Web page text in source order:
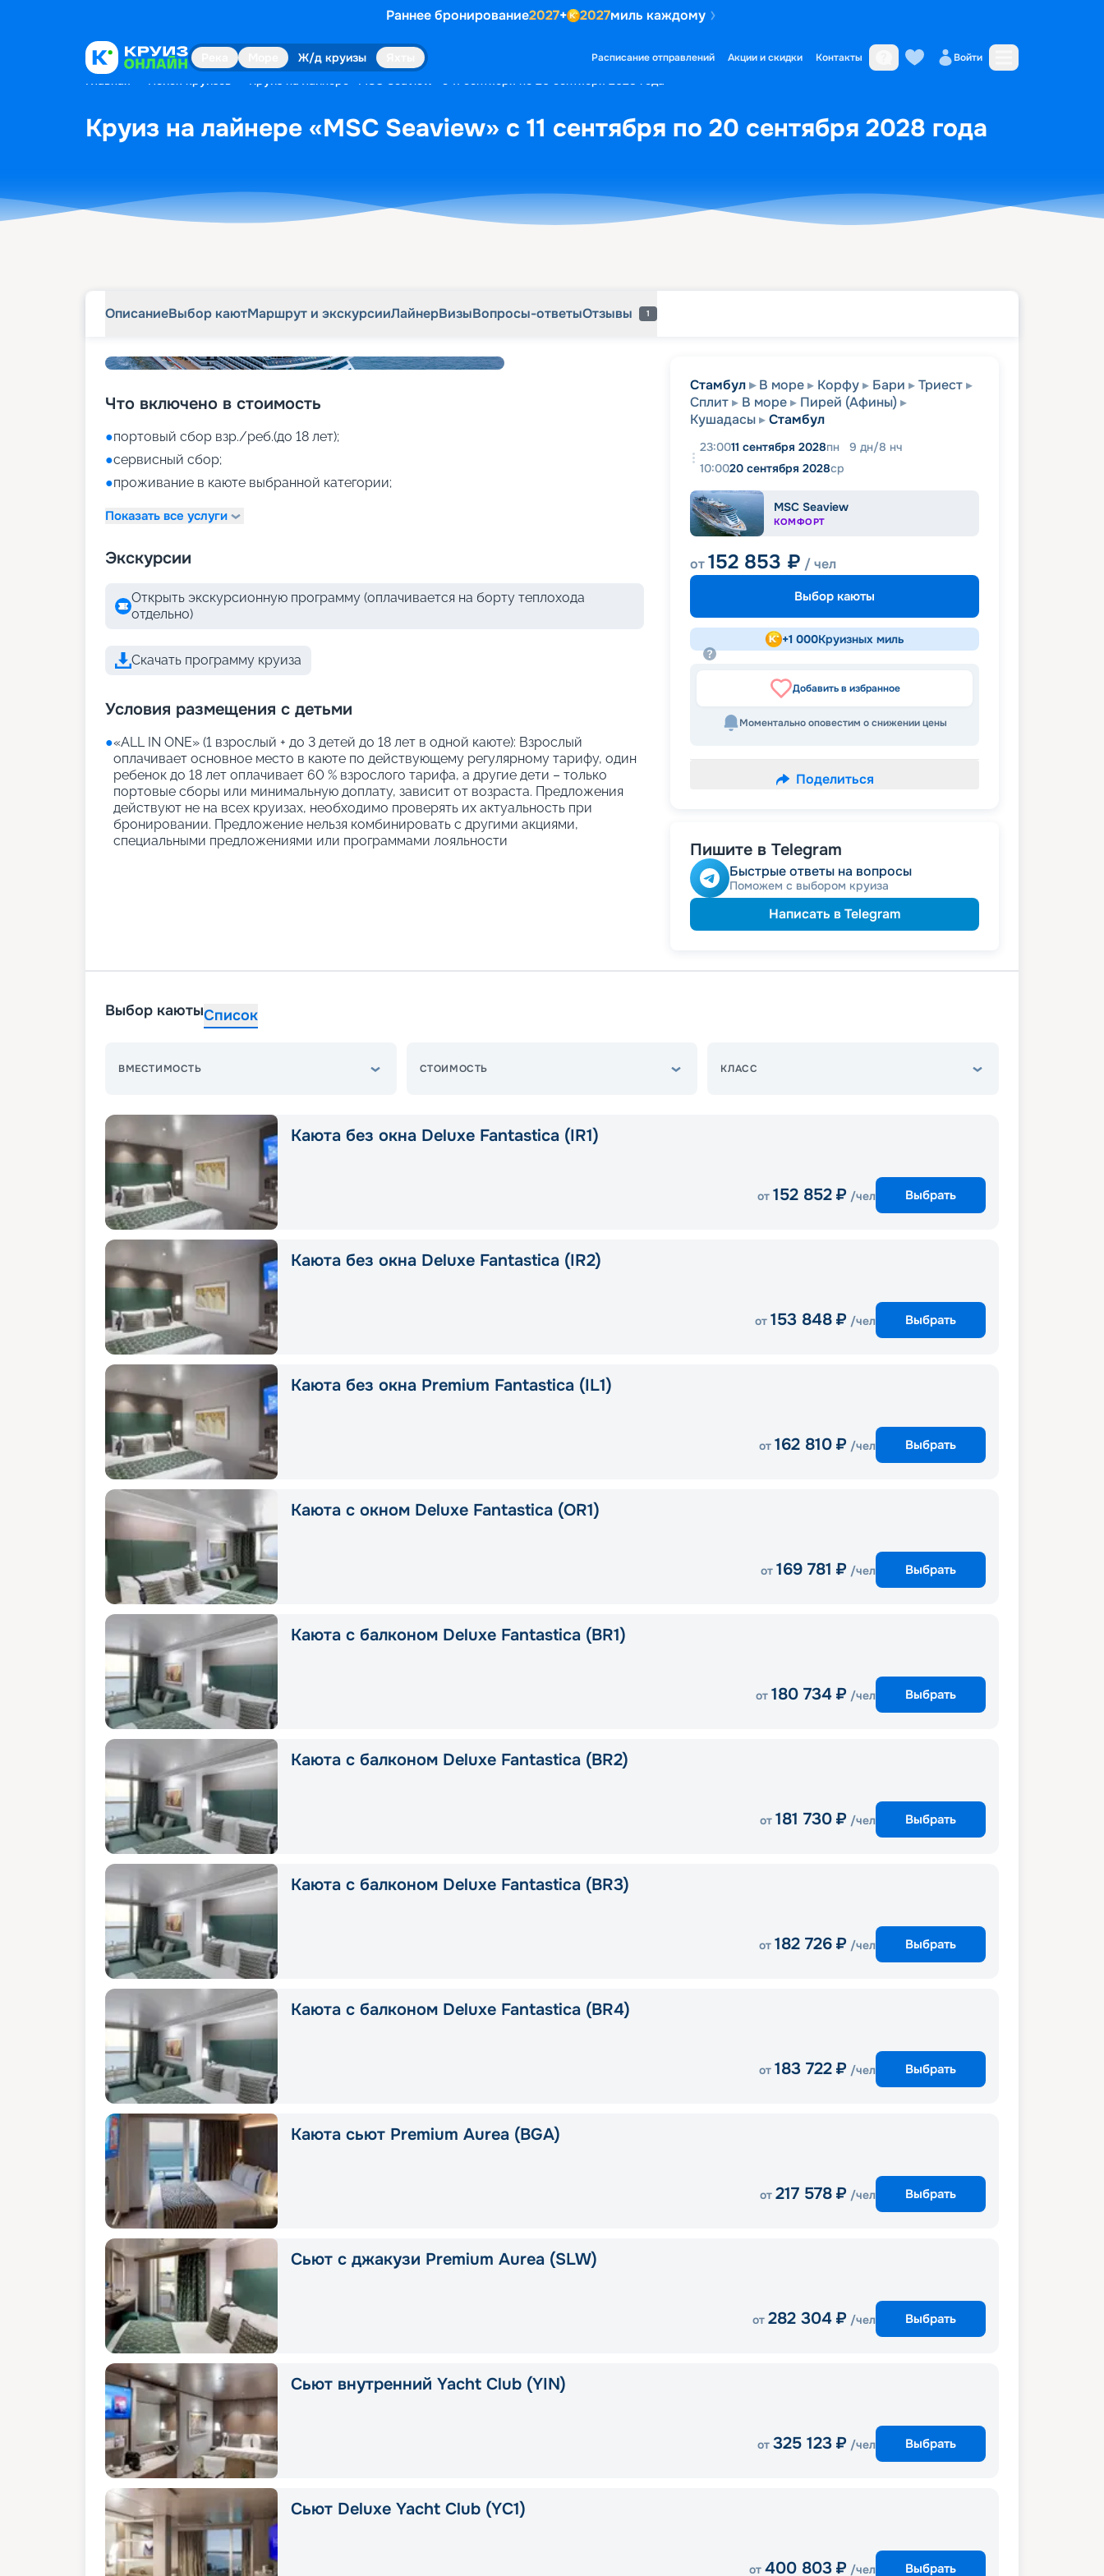
Раннее бронирование2027+ 2027миль каждому
Ж/д круизы Расписание отправлений Акции и скидки Контакты Войти
Главная Поиск круизов Круиз на лайнере «MSC Seaview» с 11 сентября по 20 сентября 2028 года
Круиз на лайнере «MSC Seaview» с 11 сентября по 20 сентября 2028 года
ОписаниеВыбор каютМаршрут и экскурсииЛайнерВизыВопросы-ответыОтзывы 1
Что включено в стоимость
●портовый сбор взр./реб.(до 18 лет);
●сервисный сбор;
●проживание в каюте выбранной категории;
Показать все услуги
Экскурсии
Открыть экскурсионную программу (оплачивается на борту теплохода
отдельно)
Скачать программу круиза
Условия размещения с детьми
●«АLL IN ONE» (1 взрослый + до 3 детей до 18 лет в одной каюте): Взрослый
оплачивает основное место в каюте по действующему регулярному тарифу, один
ребенок до 18 лет оплачивает 60 % взрослого тарифа, а другие дети – только
портовые сборы или минимальную доплату, зависит от возраста. Предложения
действуют не на всех круизах, необходимо проверять их актуальность при
бронировании. Предложение нельзя комбинировать с другими акциями,
специальными предложениями или программами лояльности
Стамбул В море Корфу Бари
Триест
Сплит
В море
Пирей (Афины)
Кушадасы
Стамбул
23:0011 сентября 2028пн 9 дн/8 нч
10:0020 сентября 2028ср
MSC Seaview
КОМФОРТ
от152 853 ₽ / чел
Выбор каюты
+1 000Круизных миль
Добавить в избранное
Моментально оповестим о снижении цены
Поделиться
Пишите в Telegram
Быстрые ответы на вопросы
Поможем с выбором круиза
Написать в Telegram
Выбор каютыСписок
ВМЕСТИМОСТЬ СТОИМОСТЬ КЛАСС
Каюта без окна Deluxe Fantastica (IR1)
от 152 852 ₽ /чел Выбрать
Каюта без окна Deluxe Fantastica (IR2)
от 153 848 ₽ /чел Выбрать
Каюта без окна Premium Fantastica (IL1)
от 162 810 ₽ /чел Выбрать
Каюта с окном Deluxe Fantastica (OR1)
от 169 781 ₽ /чел Выбрать
Каюта с балконом Deluxe Fantastica (BR1)
от 180 734 ₽ /чел Выбрать
Каюта с балконом Deluxe Fantastica (BR2)
от 181 730 ₽ /чел Выбрать
Каюта с балконом Deluxe Fantastica (BR3)
от 182 726 ₽ /чел Выбрать
Каюта с балконом Deluxe Fantastica (BR4)
от 183 722 ₽ /чел Выбрать
Каюта сьют Premium Aurea (BGA)
от 217 578 ₽ /чел Выбрать
Сьют с джакузи Premium Aurea (SLW)
от 282 304 ₽ /чел Выбрать
Сьют внутренний Yacht Club (YIN)
от 325 123 ₽ /чел Выбрать
Сьют Deluxe Yacht Club (YC1)
от 400 803 ₽ /чел Выбрать